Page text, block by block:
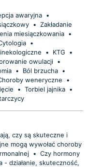
awaryjna •
• Zakładanie
miesiączkowania •
•
• KTG
•
owulacji •
• Ból brzucha •
weneryczne
•
• Torbiel jajnika •
czy są skuteczne i
mogą wywołać choroby
• Czy hormony
- działanie, skuteczność,